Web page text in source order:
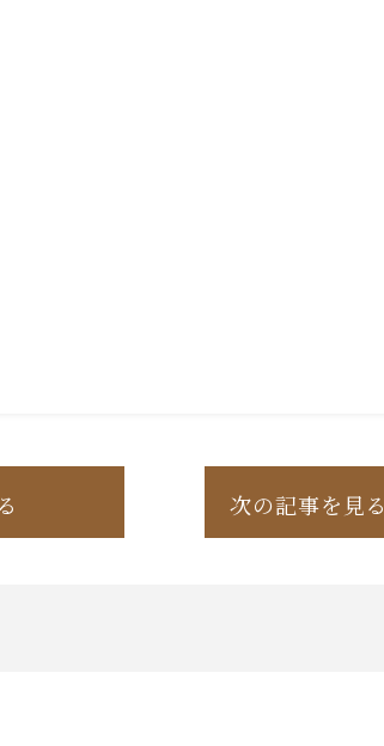
次の記事を見る